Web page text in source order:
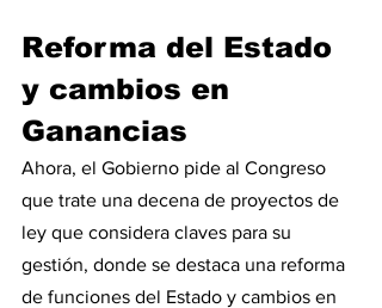
Reforma del Estado
y cambios en
Ganancias
Ahora, el Gobierno pide al Congreso
que trate una decena de proyectos de
ley que considera claves para su
gestión, donde se destaca una reforma
de funciones del Estado y cambios en